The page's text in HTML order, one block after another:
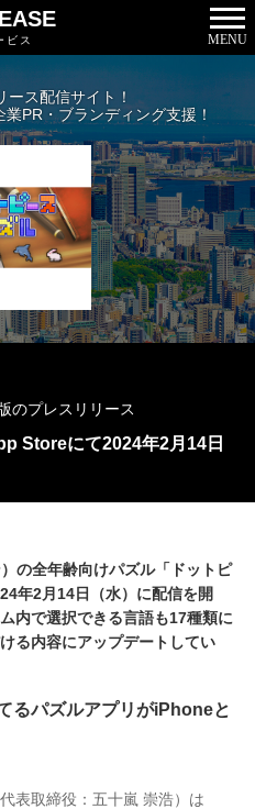
ビス MENU
ース配信サイト！
PR・ブランディング支援！
のプレスリリース
Storeにて2024年2月14日
の全年齢向けパズル「ドットピ
年2月14日（水）に配信を開
内で選択できる言語も17種類に
る内容にアップデートしてい
るパズルアプリがiPhoneと
表取締役：五十嵐 崇浩）は